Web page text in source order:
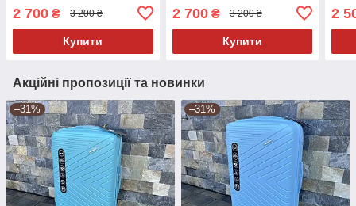
2 700 ₴ 3 200 ₴
Купити
2 700₴ 3 200 ₴
Купити
2
Акційні пропозиції та новинки
–31% –31%